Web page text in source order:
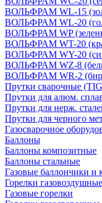
ВОЛЬФРАМ WL-15
ВОЛЬФРАМ WL-20
ВОЛЬФРАМ WP
ВОЛЬФРАМ WT-20
ВОЛЬФРАМ WY-20
ВОЛЬФРАМ WZ-8
ВОЛЬФРАМ WR-2
Прутки сварочные
Прутки для алюм.
Прутки для нерж.
Прутки для черного
Газосварочное
Баллоны
Баллоны композитные
Баллоны стальные
Газовые баллончики и
Горелки газовоздушные
Газовые горелки